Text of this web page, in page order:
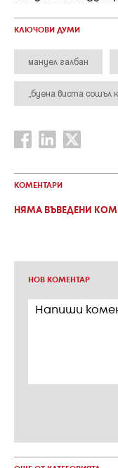
КЛЮЧОВИ ДУМИ
мануел галбан
„буена виста сошъл
КОМЕНТАРИ
НЯМА ВЪВЕДЕНИ
НОВ КОМЕНТАР